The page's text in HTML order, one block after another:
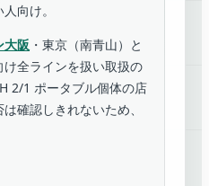
向け。
大阪 ・東京（南青山）と
け全ラインを扱い取扱の
2/1 ポータブル個体の店
確認しきれないため、